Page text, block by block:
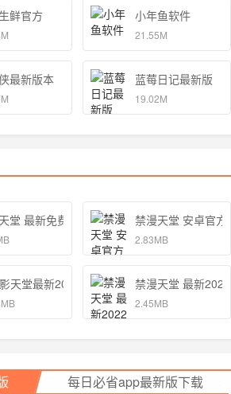
鲜官方 小年鱼软件
21.55M
最新版本 蓝莓日记最新版
19.02M
堂 最新免费下载 禁漫天堂 安卓官方版
2.83MB
天堂最新2021 禁漫天堂 最新2022
2.45MB
每日必省app最新版下载